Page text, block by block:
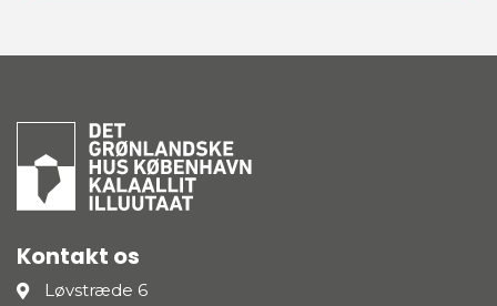
Kontakt os
Løvstræde 6